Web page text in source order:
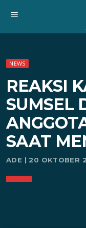
menu
NEWS
REAKSI
SUMSEL
SAAT
ADE | 20 OKTOBER